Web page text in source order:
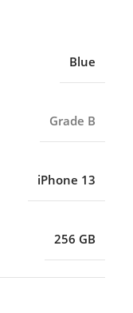
Blue
Grade B
iPhone 13
256 GB